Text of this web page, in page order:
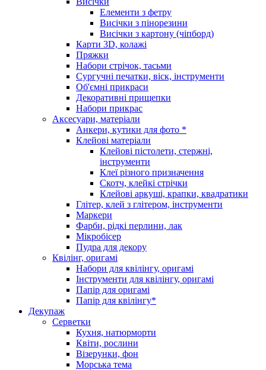
Елементи з фетру
Висічки з пінорезини
Висічки з картону (чіпборд)
Карти 3D, колажі
Пряжки
Набори стрічок, тасьми
Сургучні печатки, віск, інструменти
Об'ємні прикраси
Декоративні прищепки
Набори прикрас
Аксесуари, матеріали
Анкери, кутики для фото *
Клейові матеріали
Клейові пістолети, стержні,
інструменти
Клеї різного призначення
Скотч, клейкі стрічки
Клейові аркуші, крапки, квадратики
Глітер, клей з глітером, інструменти
Маркери
Фарби, рідкі перлини, лак
Мікробісер
Пудра для декору
Квілінг, оригамі
Набори для квілінгу, оригамі
Інструменти для квілінгу, оригамі
Папір для оригамі
Папір для квілінгу*
Декупаж
Серветки
Кухня, натюрморти
Квіти, рослини
Візерунки, фон
Морська тема